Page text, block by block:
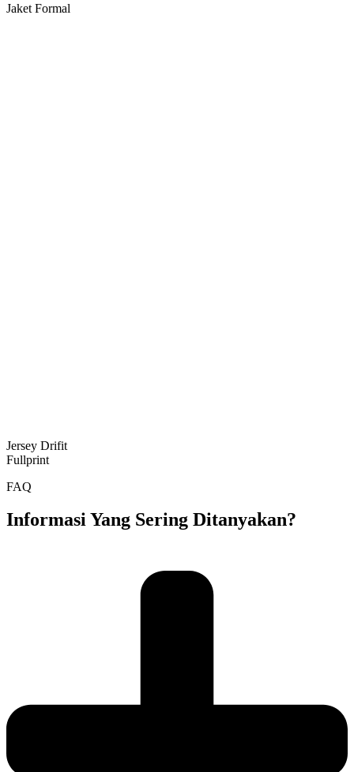
Jaket Formal
Jersey Drifit
Fullprint
FAQ
Informasi Yang Sering Ditanyakan?